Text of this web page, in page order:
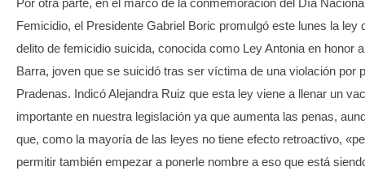
Por otra parte, en el marco de la conmemoración del Día
Femicidio, el Presidente Gabriel Boric promulgó este lunes la ley
delito de femicidio suicida, conocida como Ley Antonia en honor
Barra, joven que se suicidó tras ser víctima de una violación por
Pradenas. Indicó Alejandra Ruiz que esta ley viene a llenar un
importante en nuestra legislación ya que aumenta las penas,
que, como la mayoría de las leyes no tiene efecto retroactivo,
permitir también empezar a ponerle nombre a eso que está